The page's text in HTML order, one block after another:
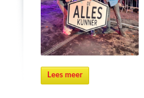
Lees meer